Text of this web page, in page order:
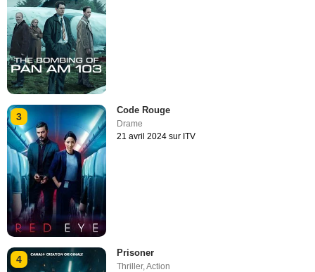
3
Code Rouge
Drame
21 avril 2024 sur ITV
4
Prisoner
Thriller,Action